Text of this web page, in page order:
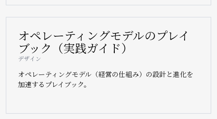
オペレーティングモデルのプレイ
ブック（実践ガイド）
デザイン
オペレーティングモデル（経営の仕組み）の設計と進化を
加速するプレイブック。